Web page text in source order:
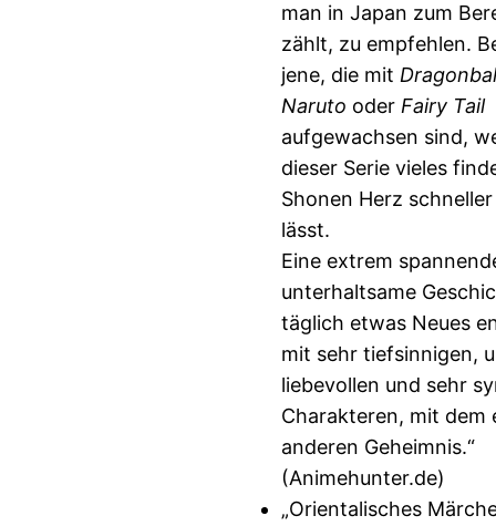
man in Japan zum
zählt, zu empfehlen.
jene, die mit
Naruto oderFairy Tail
aufgewachsen sind,
dieser Serie vieles
Shonen Herz
lässt.
Eine extrem
unterhaltsame
täglich etwas Neues
mit sehr tiefsinnigen,
liebevollen und sehr
Charakteren, mit dem
anderen Geheimnis.“
(Animehunter.de)
„Orientalisches